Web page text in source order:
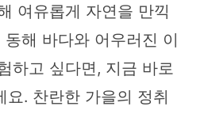
여유롭게 자연을 만끽
해 바다와 어우러진 이
하고 싶다면, 지금 바로
요. 찬란한 가을의 정취